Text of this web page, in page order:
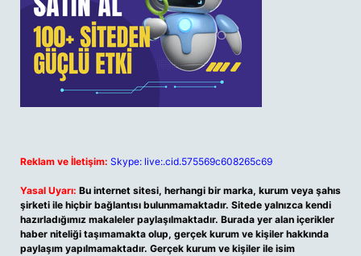
Reklam ve İletişim: Skype: live:.cid.575569c608265c69
Yasal Uyarı: Bu internet sitesi, herhangi bir marka, kurum veya şahıs
şirketi ile hiçbir bağlantısı bulunmamaktadır. Sitede yalnızca kendi
hazırladığımız makaleler paylaşılmaktadır. Burada yer alan içerikler
haber niteliği taşımamakta olup, gerçek kurum ve kişiler hakkında
paylaşım yapılmamaktadır. Gerçek kurum ve kişiler ile isim